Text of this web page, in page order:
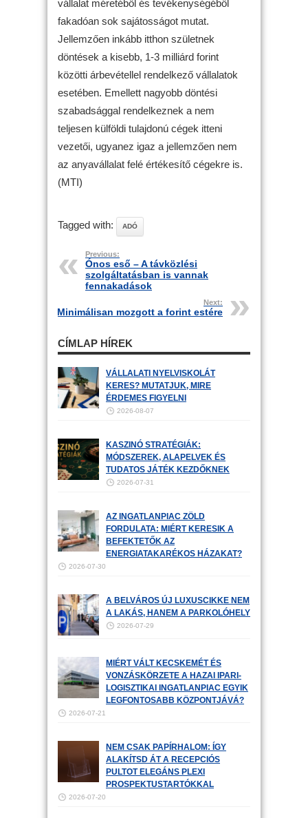
vállalat méretéből és tevékenységéből
fakadóan sok sajátosságot mutat.
Jellemzően inkább itthon születnek
döntések a kisebb, 1-3 milliárd forint
közötti árbevétellel rendelkező vállalatok
esetében. Emellett nagyobb döntési
szabadsággal rendelkeznek a nem
teljesen külföldi tulajdonú cégek itteni
vezetői, ugyanez igaz a jellemzően nem
az anyavállalat felé értékesítő cégekre is.
(MTI)
Tagged with: ADÓ
Previous:
Ónos eső – A távközlési
szolgáltatásban is vannak
fennakadások
Next:
Minimálisan mozgott a forint estére
CÍMLAP HÍREK
VÁLLALATI NYELVISKOLÁT
KERES? MUTATJUK, MIRE
ÉRDEMES FIGYELNI
2026-08-07
KASZINÓ STRATÉGIÁK:
MÓDSZEREK, ALAPELVEK ÉS
TUDATOS JÁTÉK KEZDŐKNEK
2026-07-31
AZ INGATLANPIAC ZÖLD
FORDULATA: MIÉRT KERESIK A
BEFEKTETŐK AZ
ENERGIATAKARÉKOS HÁZAKAT?
2026-07-30
A BELVÁROS ÚJ LUXUSCIKKE NEM
A LAKÁS, HANEM A PARKOLÓHELY
2026-07-29
MIÉRT VÁLT KECSKEMÉT ÉS
VONZÁSKÖRZETE A HAZAI IPARI-
LOGISZTIKAI INGATLANPIAC EGYIK
LEGFONTOSABB KÖZPONTJÁVÁ?
2026-07-21
NEM CSAK PAPÍRHALOM: ÍGY
ALAKÍTSD ÁT A RECEPCIÓS
PULTOT ELEGÁNS PLEXI
PROSPEKTUSTARTÓKKAL
2026-07-20